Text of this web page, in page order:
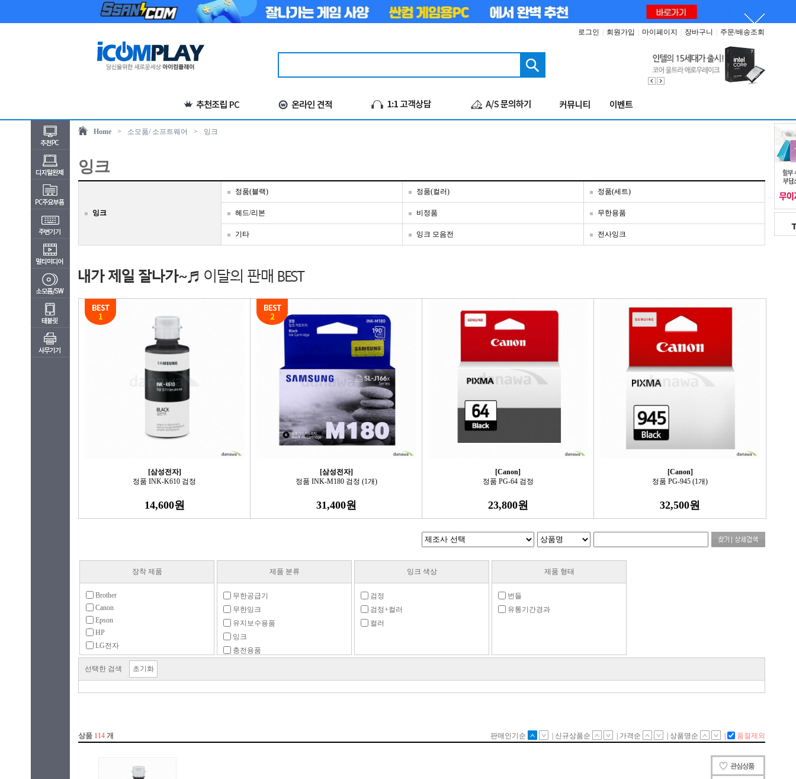
로그인 회원가입 마이페이지 장바구니 주문/배송조회
Home > 소모품/ 소프트웨어 > 잉크
잉크
잉크
정품(블랙) 정품(컬러) 정품(세트)
헤드/리본 비정품 무한용품
기타 잉크 모음전 전사잉크
[삼성전자]
정품 INK-K610 검정
14,600원
[삼성전자]
정품 INK-M180 검정 (1개)
31,400원
[Canon]
정품 PG-64 검정
23,800원
[Canon]
정품 PG-945 (1개)
32,500원
장착 제품
Brother
Canon
Epson
HP
LG전자
기타
삼성
제품 분류
무한공급기
무한잉크
유지보수용품
잉크
충전용품
잉크 색상
검정
검정+컬러
컬러
제품 형태
번들
유통기간경과
선택한 검색 초기화